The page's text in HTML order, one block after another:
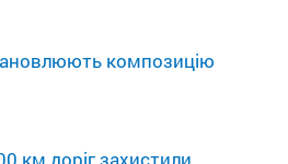
композицію
км доріг захистили